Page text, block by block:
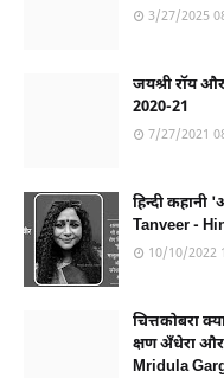
3/27/2025
जयश्री रॉय
2020-21
7/27/2021
हिन्दी
Tanveer -
10/10/2022
चित्तकोबरा
क्षण अँधेरा
Mridula